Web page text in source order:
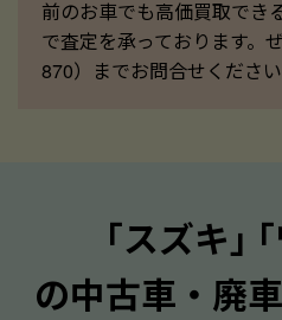
前のお車でも高価買取でき
で査定を承っております。
870）までお問合せください
｢スズキ｣
の中古車・廃